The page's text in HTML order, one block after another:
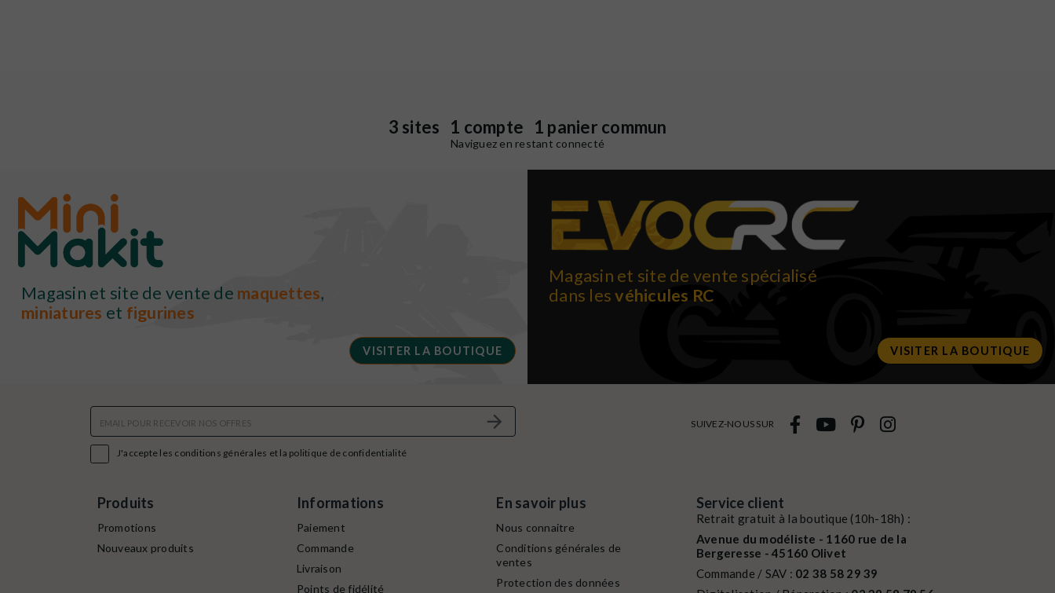
3 sites 1 compte 1 panier commun
Naviguez en restant connecté
Magasin et site de vente de maquettes,
miniatures et figurines
VISITER LA BOUTIQUE
Magasin et site de vente spécialisé
dans lesvéhicules RC
VISITER LA BOUTIQUE
J'accepte les conditions générales et la politique de confidentialité
SUIVEZ-NOUS SUR
Produits
Promotions
Nouveaux produits
Informations
Paiement
Commande
Livraison
Points de fidélité
En savoir plus
Nous connaitre
Conditions générales de
ventes
Protection des données
Service client
Retrait gratuit à la boutique (10h-18h) :
Avenue du modéliste - 1160 rue de la
Bergeresse - 45160 Olivet
Commande / SAV : 02 38 58 29 39